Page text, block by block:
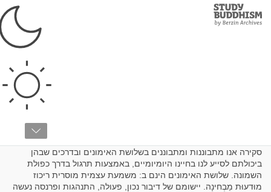
Study
Buddhism
סקירה אנו מתבוננות ומתבוננים בשלושת האימונים ובדרכים שבהן
ביכולתם לסייע לנו בחיינו היומיומיים, באמצעות תרגול בדרך כפולת
השמונה. שלושת האימונים הינם ב: משמעת עצמית מוסרית ריכוז
מוּדעוּת מַבְחינָה. יישומם של דיבור נכון, פעולה, התנהגות ופרנסה נעשה